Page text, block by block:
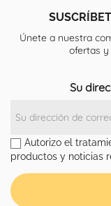
Únete a nuestra
ofertas y
Su
Autorizo el
productos y noticias